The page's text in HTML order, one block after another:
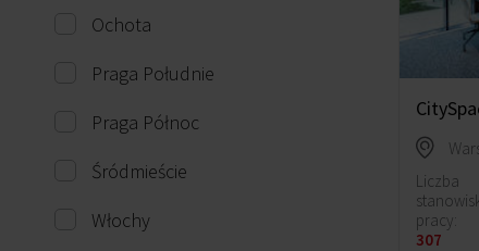
Wrocław
Ochota
Praga Południe
Praga Północ
Śródmieście
Włochy
Liczba
pracy:
307